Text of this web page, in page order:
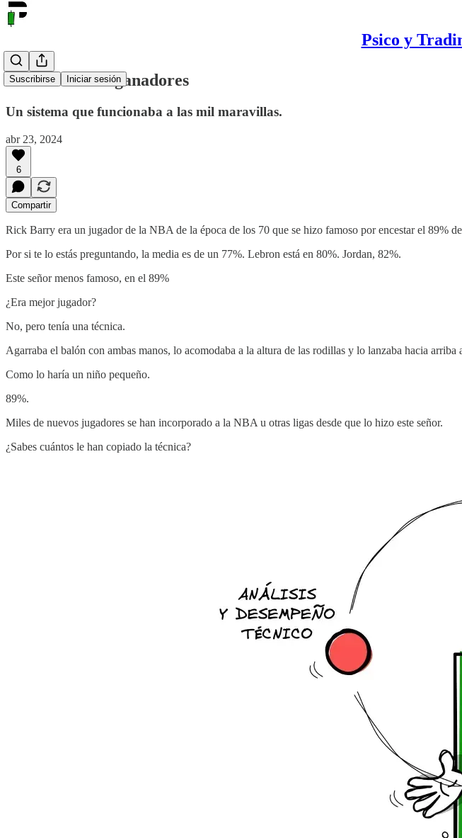
Psico y
Suscribirse Iniciar sesión
89% de trades ganadores
Un sistema que funcionaba a las mil maravillas.
abr 23, 2024
6
Compartir
Rick Barry era un jugador de la NBA de la época de los 70 que se hizo famoso por encestar el 89%
Por si te lo estás preguntando, la media es de un 77%. Lebron está en 80%. Jordan, 82%.
Este señor menos famoso, en el 89%
¿Era mejor jugador?
No, pero tenía una técnica.
Agarraba el balón con ambas manos, lo acomodaba a la altura de las rodillas y lo lanzaba hacia arriba
Como lo haría un niño pequeño.
89%.
Miles de nuevos jugadores se han incorporado a la NBA u otras ligas desde que lo hizo este señor.
¿Sabes cuántos le han copiado la técnica?